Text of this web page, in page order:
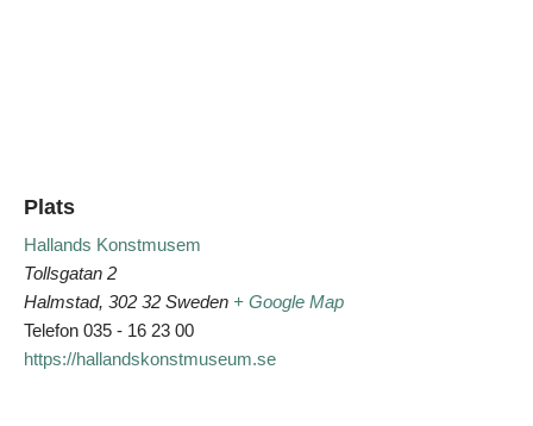
Plats
Hallands Konstmusem
Tollsgatan 2
Halmstad, 302 32 Sweden + Google Map
Telefon 035 - 16 23 00
https://hallandskonstmuseum.se